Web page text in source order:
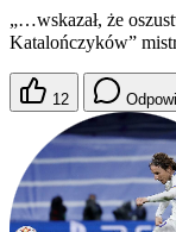
„…wskazał, że
Katalończyków”
12